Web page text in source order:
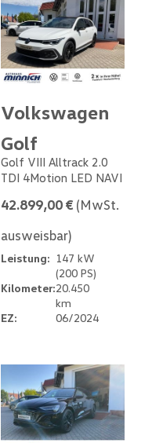
Volkswagen
Golf
Golf VIII Alltrack 2.0
TDI 4Motion LED NAVI
42.899,00 € (MwSt.
ausweisbar)
Leistung: 147 kW
(200 PS)
Kilometer:20.450
km
EZ:
06/2024